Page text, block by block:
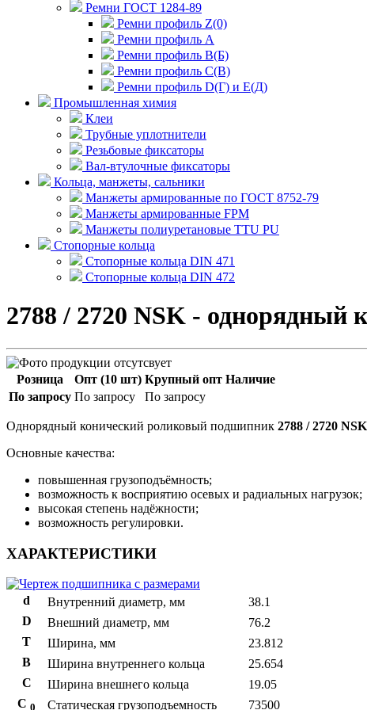
Ремни ГОСТ 1284-89
Ремни профиль Z(0)
Ремни профиль А
Ремни профиль В(Б)
Ремни профиль С(В)
Ремни профиль D(Г) и E(Д)
Промышленная химия
Клеи
Трубные уплотнители
Резьбовые фиксаторы
Вал-втулочные фиксаторы
Кольца, манжеты, сальники
Манжеты армированные по ГОСТ 8752-79
Манжеты армированные FPM
Манжеты полиуретановые TTU PU
Стопорные кольца
Стопорные кольца DIN 471
Стопорные кольца DIN 472
2788 / 2720 NSK -
Розница Опт (10 шт) Крупный опт Наличие
По запросу По запросу По запросу
Однорядный конический роликовый подшипник 2788 / 2720 NSK
Основные качества:
повышенная грузоподъёмность;
возможность к восприятию осевых и радиальных нагрузок;
высокая степень надёжности;
возможность регулировки.
ХАРАКТЕРИСТИКИ
d Внутренний диаметр, мм
38.1
D
Внешний диаметр, мм
76.2
T
Ширина, мм
23.812
B
Ширина внутреннего кольца
25.654
С
Ширина внешнего кольца
19.05
С 0 Статическая грузоподъемность 73500